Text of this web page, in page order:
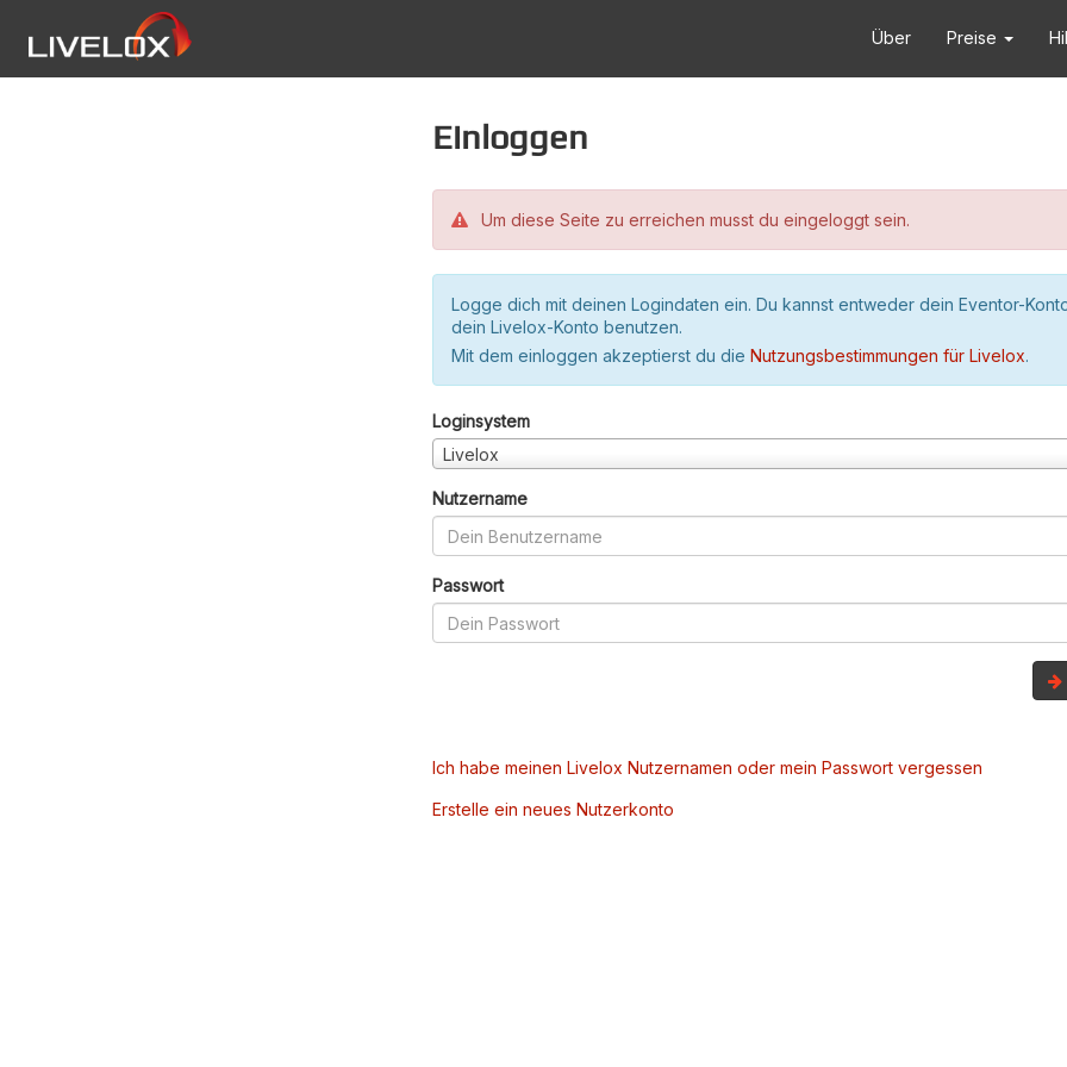
Über Preise
Einloggen
Um diese Seite zu erreichen musst du eingeloggt sein.
Logge dich mit deinen Logindaten ein. Du kannst entweder dein Eventor-
dein Livelox-Konto benutzen.
Mit dem einloggen akzeptierst du die Nutzungsbestimmungen für Livelox.
Loginsystem
Livelox
Nutzername
Passwort
Ich habe meinen Livelox Nutzernamen oder mein Passwort vergessen
Erstelle ein neues Nutzerkonto